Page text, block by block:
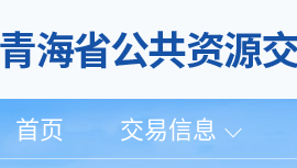
首页 交易信息